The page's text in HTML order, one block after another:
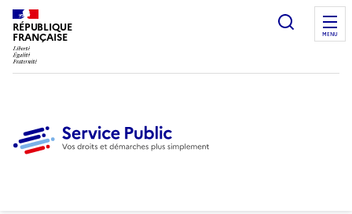
RÉPUBLIQUE
FRANÇAISE
Ouvrir
MENU